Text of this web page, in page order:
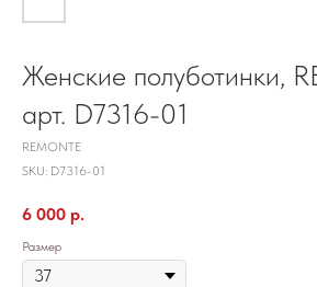
Женские полуботинки,
арт. D7316-01
REMONTE
SKU: D7316-01
6 000 р.
Размер